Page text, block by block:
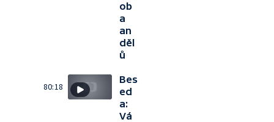
ob
a
an
děl
ů
80:18
Bes
ed
a:
Vá